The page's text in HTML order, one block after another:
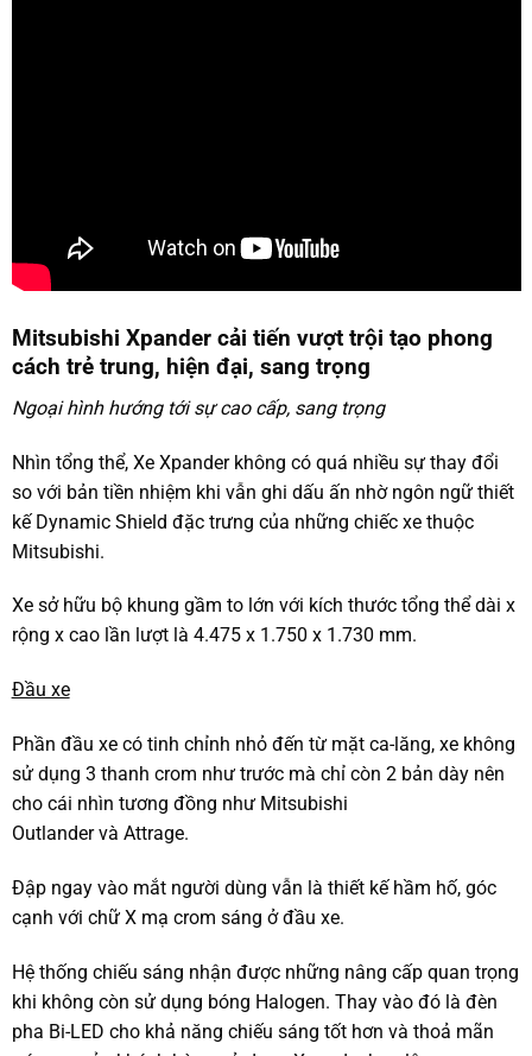
Mitsubishi Xpander cải tiến vượt trội tạo phong
cách trẻ trung, hiện đại, sang trọng
Ngoại hình hướng tới sự cao cấp, sang trọng
Nhìn tổng thể, Xe Xpander không có quá nhiều sự thay đổi
so với bản tiền nhiệm khi vẫn ghi dấu ấn nhờ ngôn ngữ thiết
kế Dynamic Shield đặc trưng của những chiếc xe thuộc
Mitsubishi.
Xe sở hữu bộ khung gầm to lớn với kích thước tổng thể dài x
rộng x cao lần lượt là 4.475 x 1.750 x 1.730 mm.
Đầu xe
Phần đầu xe có tinh chỉnh nhỏ đến từ mặt ca-lăng, xe không
sử dụng 3 thanh crom như trước mà chỉ còn 2 bản dày nên
cho cái nhìn tương đồng như Mitsubishi
Outlander và Attrage.
Đập ngay vào mắt người dùng vẫn là thiết kế hầm hố, góc
cạnh với chữ X mạ crom sáng ở đầu xe.
Hệ thống chiếu sáng nhận được những nâng cấp quan trọng
khi không còn sử dụng bóng Halogen. Thay vào đó là đèn
pha Bi-LED cho khả năng chiếu sáng tốt hơn và thoả mãn